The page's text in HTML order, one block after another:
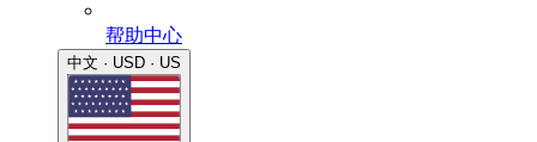
帮助中心
中文 · USD · US